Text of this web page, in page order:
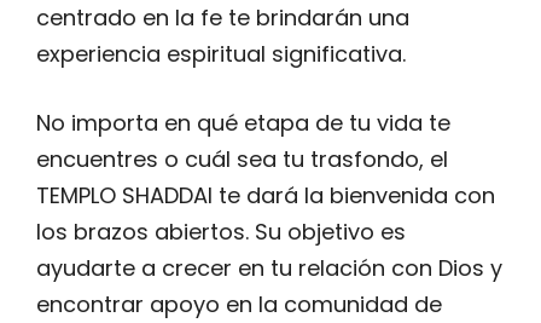
centrado en la fe te brindarán una
experiencia espiritual significativa.
No importa en qué etapa de tu vida te
encuentres o cuál sea tu trasfondo, el
TEMPLO SHADDAI te dará la bienvenida con
los brazos abiertos. Su objetivo es
ayudarte a crecer en tu relación con Dios y
encontrar apoyo en la comunidad de